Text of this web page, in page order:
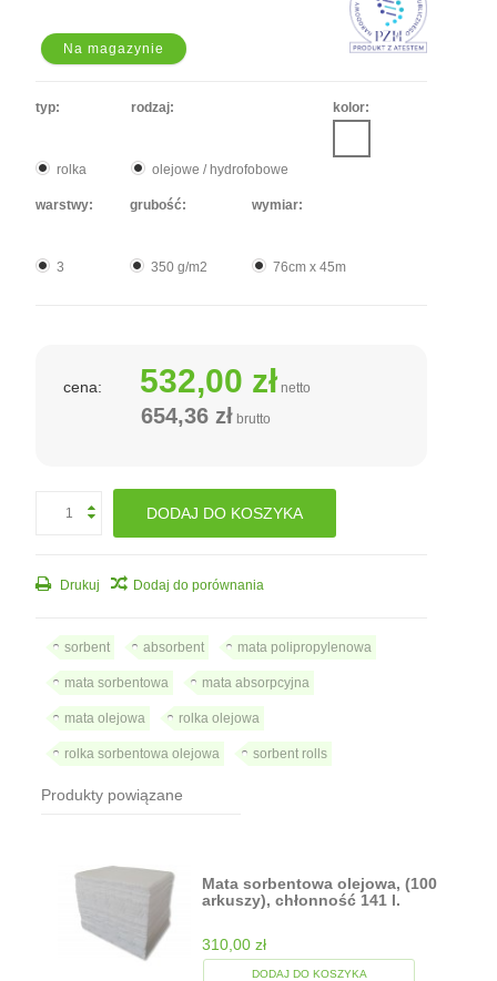
Na magazynie
typ:
rolka
rodzaj:
olejowe / hydrofobowe
kolor:
warstwy:
3
grubość:
350 g/m2
wymiar:
76cm x 45m
cena: 532,00 zł netto
654,36 zł brutto
DODAJ DO KOSZYKA
Drukuj Dodaj do porównania
sorbent absorbent mata polipropylenowa
mata sorbentowa mata absorpcyjna
mata olejowa rolka olejowa
rolka sorbentowa olejowa sorbent rolls
Produkty powiązane
Mata sorbentowa olejowa, (100
arkuszy), chłonność 141 l.
310,00 zł
DODAJ DO KOSZYKA